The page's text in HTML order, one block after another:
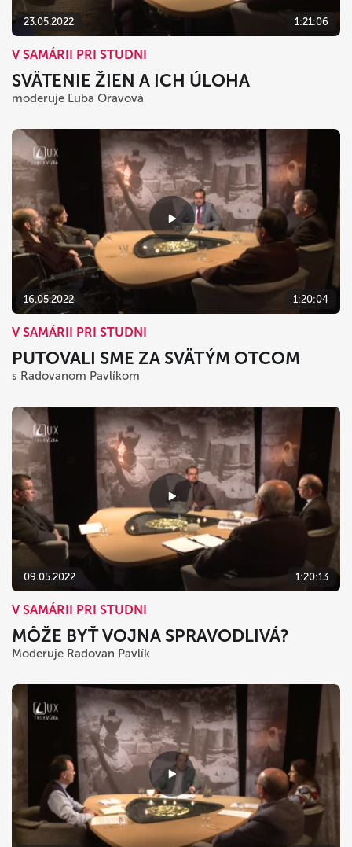
23.05.2022 1:21:06
V SAMÁRII PRI STUDNI
SVÄTENIE ŽIEN A ICH ÚLOHA
moderuje Ľuba Oravová
16.05.2022 1:20:04
V SAMÁRII PRI STUDNI
PUTOVALI SME ZA SVÄTÝM OTCOM
s Radovanom Pavlíkom
09.05.2022 1:20:13
V SAMÁRII PRI STUDNI
MÔŽE BYŤ VOJNA SPRAVODLIVÁ?
Moderuje Radovan Pavlík